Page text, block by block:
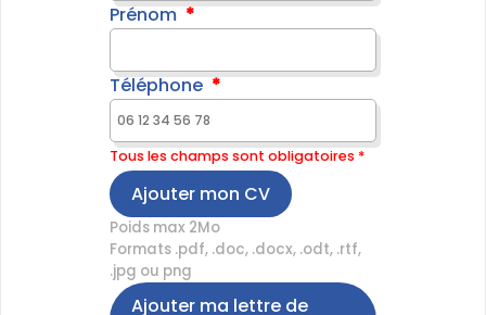
Prénom
Téléphone
Tous les champs sont obligatoires *
Ajouter mon CV
Poids max 2Mo
Formats .pdf, .doc, .docx, .odt, .rtf,
.jpg ou png
Ajouter ma lettre de